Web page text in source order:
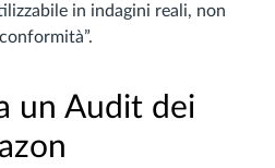
in indagini reali, non
un Audit dei